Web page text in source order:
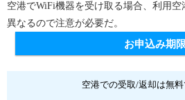
空港でWiFi機器を受け取る場合、利用
異なるので注意が必要だ。
お申込み期限
空港での受取/返却は無料